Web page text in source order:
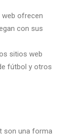
ofrecen
con sus
sitios web
fútbol y otros
son una forma